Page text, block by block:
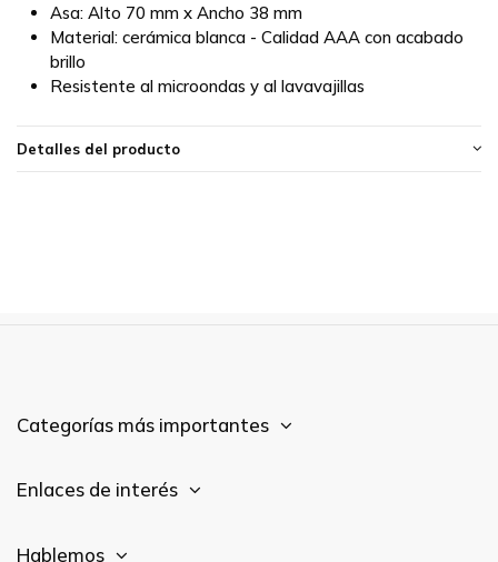
Asa: Alto 70 mm x Ancho 38 mm
Material: cerámica blanca - Calidad AAA con acabado
brillo
Resistente al microondas y al lavavajillas
Detalles del producto
Categorías más importantes
Enlaces de interés
Hablemos